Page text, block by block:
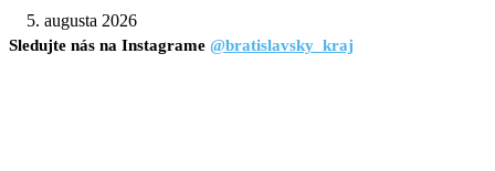
5. augusta 2026
Sledujte nás na Instagrame @bratislavsky_kraj